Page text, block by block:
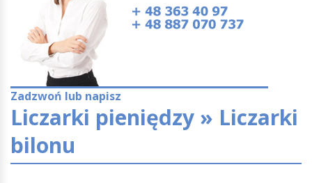
Zadzwoń lub napisz
Liczarki pieniędzy » Liczarki
bilonu